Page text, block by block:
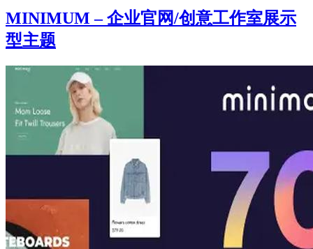
MINIMUM – 企业官网/创意工作室展示
型主题